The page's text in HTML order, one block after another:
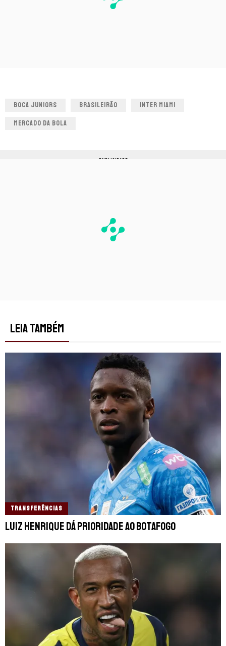
BOCA JUNIORS BRASILEIRÃO INTER MIAMI
MERCADO DA BOLA
PUBLICIDADE
LEIA TAMBÉM
TRANSFERÊNCIAS
Luiz Henrique dá prioridade ao Botafogo